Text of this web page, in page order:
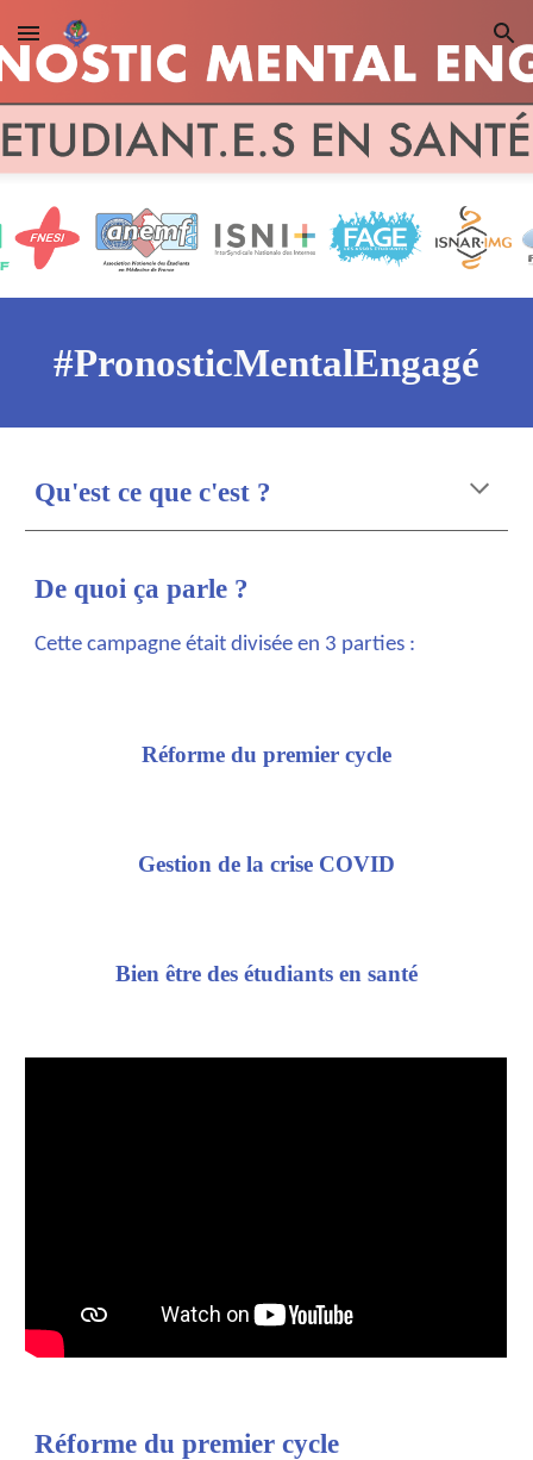
Skip to main content Skip to navigation
#PronosticMentalEngagé
Qu'est ce que c'est ?
De quoi ça parle ?
Cette campagne était divisée en 3 parties :
Réforme du premier cycle
Gestion de la crise COVID
Bien être des étudiants en santé
Réforme du premier cycle